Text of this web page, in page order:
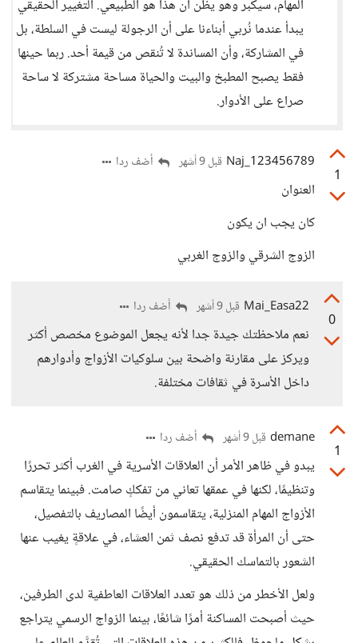
المهام، سيكبر وهو يظن أن هذا هو الطبيعي. التغيير الحقيقي
يبدأ عندما نُربي أبناءنا على أن الرجولة ليست في السلطة، بل
في المشاركة، وأن المساندة لا تُنقص من قيمة أحد. ربما حينها
فقط يصبح المطبخ والبيت والحياة مساحة مشتركة لا ساحة
صراع على الأدوار.
1
Naj_123456789 قبل 9 أشهر أضف ردا
العنوان
كان يجب ان يكون
الزوج الشرقي والزوج الغربي
0
Mai_Easa22 قبل 9 أشهر أضف ردا
نعم ملاحظتك جيدة جدا لأنه يجعل الموضوع مخصص أكثر
ويركز على مقارنة واضحة بين سلوكيات الأزواج وأدوارهم
داخل الأسرة في ثقافات مختلفة.
1
demane قبل 9 أشهر أضف ردا
يبدو في ظاهر الأمر أن العلاقات الأسرية في الغرب أكثر تحررًا
وتنظيمًا، لكنها في عمقها تعاني من تفككٍ صامت. فبينما يتقاسم
الأزواج المهام المنزلية، يتقاسمون أيضًا المصاريف بالتفصيل،
حتى أن المرأة قد تدفع نصف ثمن العشاء، في علاقةٍ يغيب عنها
الشعور بالتماسك الحقيقي.
ولعل الأخطر من ذلك هو تعدد العلاقات العاطفية لدى الطرفين،
حيث أصبحت المساكنة أمرًا شائعًا، بينما الزواج الرسمي يتراجع